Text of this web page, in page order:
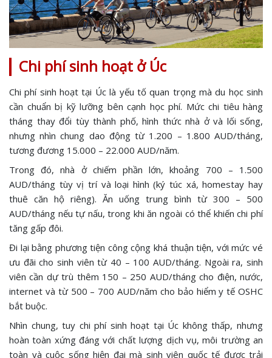
Chi phí sinh hoạt ở Úc
Chi phí sinh hoạt tại Úc là yếu tố quan trọng mà du học sinh
cần chuẩn bị kỹ lưỡng bên cạnh học phí. Mức chi tiêu hàng
tháng thay đổi tùy thành phố, hình thức nhà ở và lối sống,
nhưng nhìn chung dao động từ 1.200 – 1.800 AUD/tháng,
tương đương 15.000 – 22.000 AUD/năm.
Trong đó, nhà ở chiếm phần lớn, khoảng 700 – 1.500
AUD/tháng tùy vị trí và loại hình (ký túc xá, homestay hay
thuê căn hộ riêng). Ăn uống trung bình từ 300 – 500
AUD/tháng nếu tự nấu, trong khi ăn ngoài có thể khiến chi phí
tăng gấp đôi.
Đi lại bằng phương tiện công cộng khá thuận tiện, với mức vé
ưu đãi cho sinh viên từ 40 – 100 AUD/tháng. Ngoài ra, sinh
viên cần dự trù thêm 150 – 250 AUD/tháng cho điện, nước,
internet và từ 500 – 700 AUD/năm cho bảo hiểm y tế OSHC
bắt buộc.
Nhìn chung, tuy chi phí sinh hoạt tại Úc không thấp, nhưng
hoàn toàn xứng đáng với chất lượng dịch vụ, môi trường an
toàn và cuộc sống hiện đại mà sinh viên quốc tế được trải